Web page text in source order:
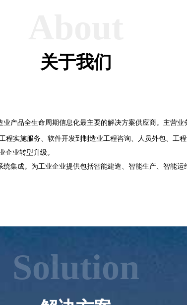
Solution
关于我们
产品全生命周期信息化最主要的解决方案供应商。主营
实施服务、软件开发到制造业工程咨询、人员外包、工
业转型升级。
集成。为工业企业提供包括智能建造、智能生产、智能运